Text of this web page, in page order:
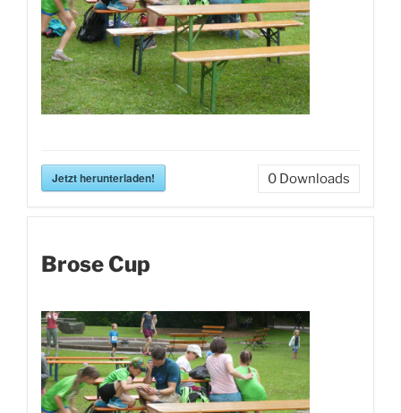
Jetzt herunterladen! 0 Downloads
Brose Cup